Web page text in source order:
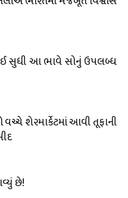
સુધી આ ભાવે સોનું ઉપલબ્ધ
શેરમાર્કેટમાં આવી તૂફાની
છે!